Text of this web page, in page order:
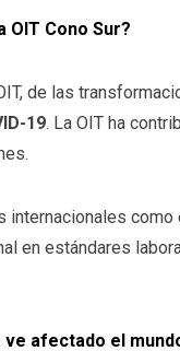
OIT Cono Sur?
de las
19. La OIT ha
internacionales como
en estándares
afectado el